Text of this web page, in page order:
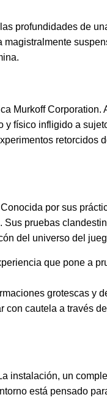
profundidades de
Murkoff Corporation.
y físico infligido a
retorcidos
por sus
pruebas
del universo del
que pone a
grotescas y
con cautela a través
instalación, un
está pensado